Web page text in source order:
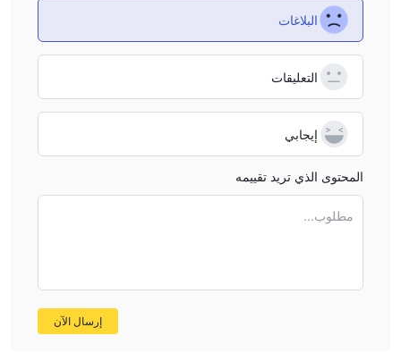
البلاغات
التعليقات
إيجابي
المحتوى الذي تريد تقييمه
مطلوب...
إرسال الآن